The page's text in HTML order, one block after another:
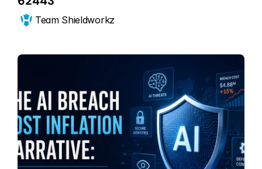
Team Shieldworkz